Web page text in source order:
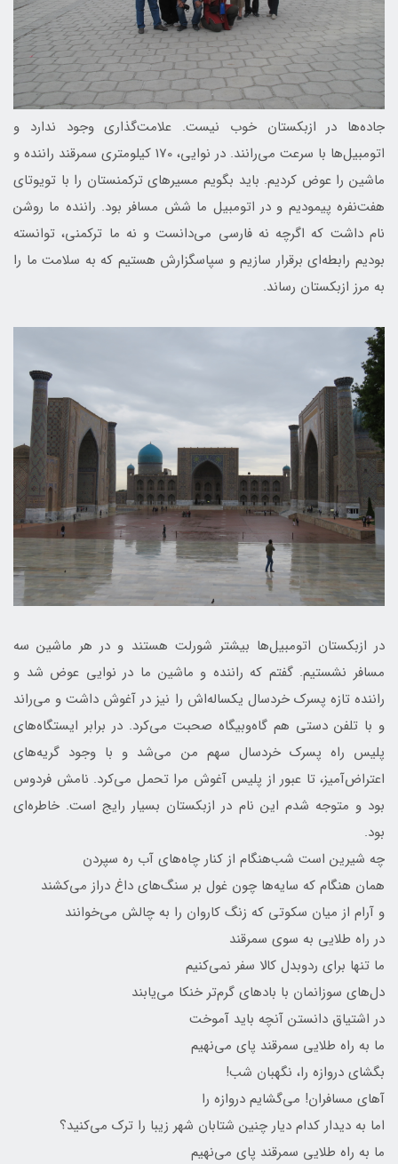
جاده‌ها در ازبکستان خوب نیست. علامت‌گذاری وجود ندارد و
اتومبیل‌ها با سرعت می‌رانند. در نوایی، 170 کیلومتری سمرقند راننده و
ماشین را عوض کردیم. باید بگویم مسیرهای ترکمنستان را با تویوتای
هفت‌نفره پیمودیم و در اتومبیل ما شش مسافر بود. راننده ما روشن
نام داشت که اگرچه نه فارسی می‌دانست و نه ما ترکمنی، توانسته
بودیم رابطه‌ای برقرار سازیم و سپاسگزارش هستیم که به سلامت ما را
به مرز ازبکستان رساند.
در ازبکستان اتومبیل‌ها بیشتر شورلت هستند و در هر ماشین سه
مسافر نشستیم. گفتم که راننده و ماشین ما در نوایی عوض شد و
راننده تازه پسرک خردسال یکساله‌اش را نیز در آغوش داشت و می‌راند
و با تلفن دستی هم گاه‌وبیگاه صحبت می‌کرد. در برابر ایستگاه‌های
پلیس راه پسرک خردسال سهم من می‌شد و با وجود گریه‌های
اعتراض‌آمیز، تا عبور از پلیس آغوش مرا تحمل می‌کرد. نامش فردوس
بود و متوجه شدم این نام در ازبکستان بسیار رایج است. خاطره‌ای
بود.
چه شیرین است شب‌هنگام از کنار چاه‌های آب ره سپردن
همان هنگام که سایه‌ها چون غول بر سنگ‌های داغ دراز می‌کشند
و آرام از میان سکوتی که زنگ کاروان را به چالش می‌خوانند
در راه طلایی به سوی سمرقند
ما تنها برای ردوبدل کالا سفر نمی‌کنیم
دل‌های سوزانمان با بادهای گرم‌تر خنکا می‌یابند
در اشتیاق دانستن آنچه باید آموخت
ما به راه طلایی سمرقند پای می‌نهیم
بگشای دروازه را، نگهبان شب!
آهای مسافران! می‌گشایم دروازه را
اما به دیدار کدام دیار چنین شتابان شهر زیبا را ترک می‌کنید؟
ما به راه طلایی سمرقند پای می‌نهیم